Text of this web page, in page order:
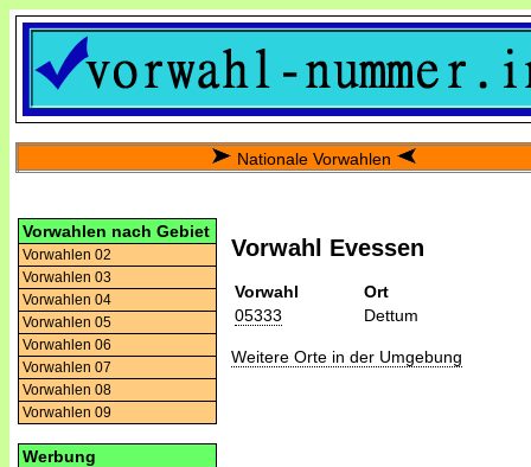
Nationale Vorwahlen
Vorwahlen nach Gebiet
Vorwahlen 02
Vorwahlen 03
Vorwahlen 04
Vorwahlen 05
Vorwahlen 06
Vorwahlen 07
Vorwahlen 08
Vorwahlen 09
Werbung
Vorwahl Evessen
Vorwahl
Ort
05333
Dettum
Weitere Orte in der Umgebung